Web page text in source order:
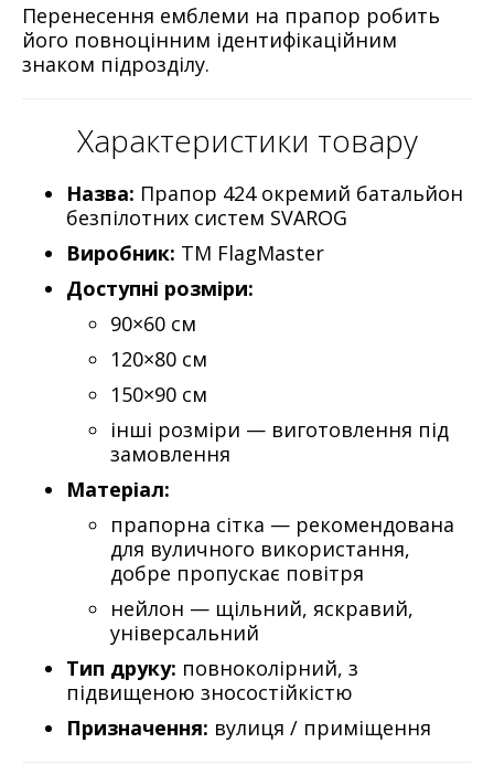
Перенесення емблеми на прапор робить
його повноцінним ідентифікаційним
знаком підрозділу.
Характеристики товару
Назва: Прапор 424 окремий батальйон
безпілотних систем SVAROG
Виробник: ТМ FlagMaster
Доступні розміри:
90×60 см
120×80 см
150×90 см
інші розміри — виготовлення під
замовлення
Матеріал:
прапорна сітка — рекомендована
для вуличного використання,
добре пропускає повітря
нейлон — щільний, яскравий,
універсальний
Тип друку: повноколірний, з
підвищеною зносостійкістю
Призначення: вулиця / приміщення